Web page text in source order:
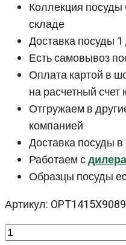
Коллекция
складе
Доставка посуды
Есть самовывоз
Оплата картой в
на расчетный счет
Отгружаем в
компанией
Доставка посуды в
Работаем с
Образцы посуды
Артикул: OPT1415X9089
Количество